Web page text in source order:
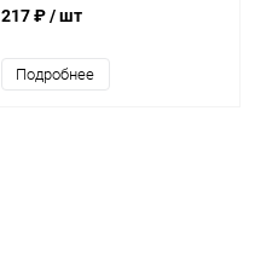
светодиодная.Форма свеча
цвет
217 ₽/ шт
Подробнее